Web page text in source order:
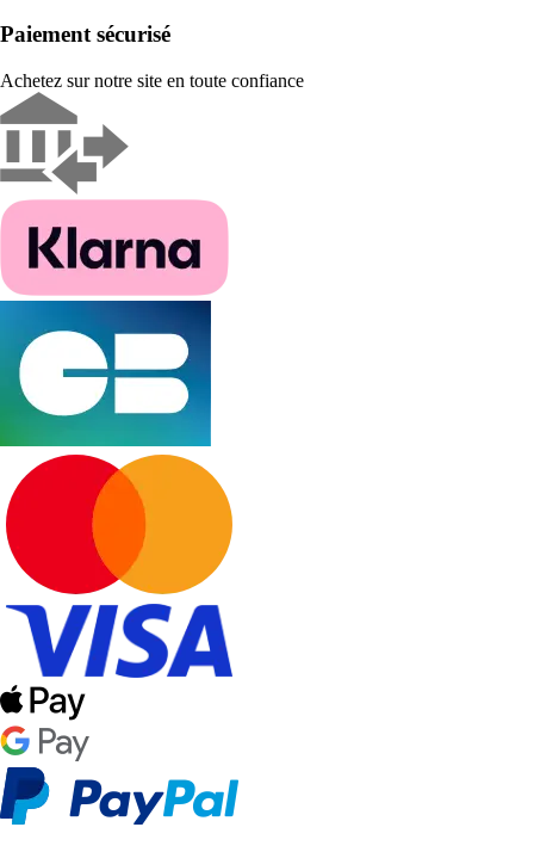
Paiement sécurisé
Achetez sur notre site en toute confiance